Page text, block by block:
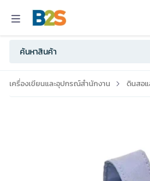
เครื่องเขียนและอุปกรณ์สำนักงาน ดินสอ